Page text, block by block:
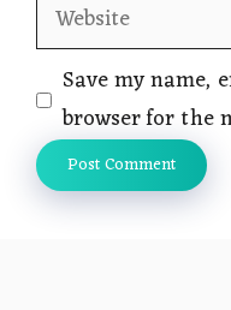
Website
Save my name,
browser for the